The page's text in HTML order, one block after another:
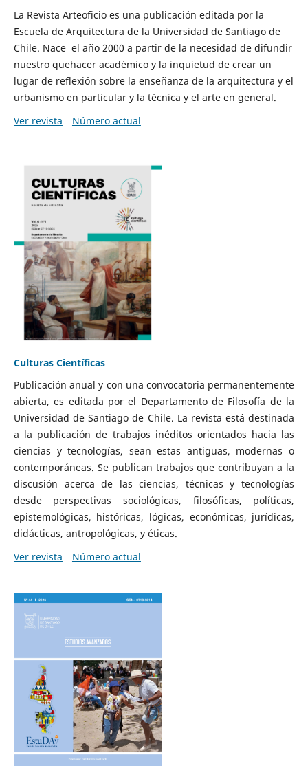
La Revista Arteoficio es una publicación editada por la
Escuela de Arquitectura de la Universidad de Santiago de
Chile. Nace el año 2000 a partir de la necesidad de difundir
nuestro quehacer académico y la inquietud de crear un
lugar de reflexión sobre la enseñanza de la arquitectura y el
urbanismo en particular y la técnica y el arte en general.
Ver revista
Número actual
Culturas Científicas
Publicación anual y con una convocatoria permanentemente
abierta, es editada por el Departamento de Filosofía de la
Universidad de Santiago de Chile. La revista está destinada
a la publicación de trabajos inéditos orientados hacia las
ciencias y tecnologías, sean estas antiguas, modernas o
contemporáneas. Se publican trabajos que contribuyan a la
discusión acerca de las ciencias, técnicas y tecnologías
desde perspectivas sociológicas, filosóficas, políticas,
epistemológicas, históricas, lógicas, económicas, jurídicas,
didácticas, antropológicas, y éticas.
Ver revista
Número actual